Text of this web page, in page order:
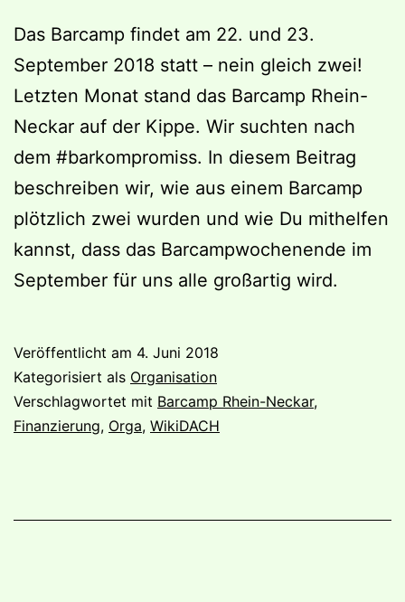
Das Barcamp findet am 22. und 23.
September 2018 statt – nein gleich zwei!
Letzten Monat stand das Barcamp Rhein-
Neckar auf der Kippe. Wir suchten nach
dem #barkompromiss. In diesem Beitrag
beschreiben wir, wie aus einem Barcamp
plötzlich zwei wurden und wie Du mithelfen
kannst, dass das Barcampwochenende im
September für uns alle großartig wird.
Veröffentlicht am 4. Juni 2018
Kategorisiert als Organisation
Verschlagwortet mit Barcamp Rhein-Neckar,
Finanzierung, Orga, WikiDACH